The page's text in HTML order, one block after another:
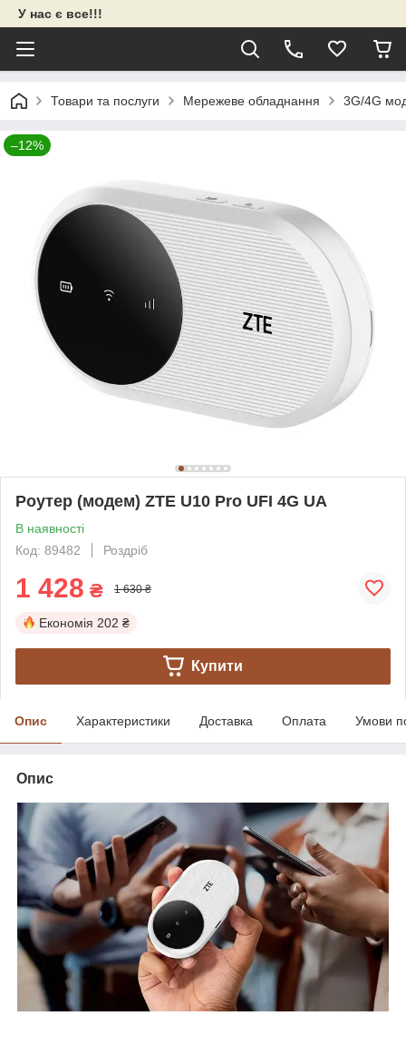
У нас є все!!!
Товари та послуги Мережеве обладнання 3G/4G
–12%
Роутер (модем) ZTE U10 Pro UFI 4G UA
В наявності
Код: 89482
Роздріб
1 428 ₴ 1 630 ₴
Економія 202 ₴
Купити
Опис Характеристики Доставка Оплата Умови
Опис